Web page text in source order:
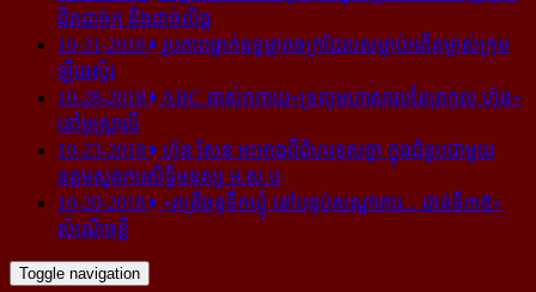
ជិត​ដាច់ក និង​ដាច់​លិង្គ
10-31-2018
រូបភាព​ធ្លាក់​ឧទ្ធម្ភាគចក្រ​ដែល​សម្លាប់​អតីត​ម្ចាស់​ក្រុម​
ឡីឆេស្ទ័រ
10-28-2018
ABC គាស់​កកាយ​«ទ្រព្យមហាសាល​នៃ​ត្រកូល ហ៊ុន»​
នៅ​អូស្ត្រាលី
10-23-2018
ហ៊ុន សែន អះអាង​ពី​ជំហរ​ខុស​គ្នា ក្នុង​ជំនួប​ជាមួយ​
ឧត្តម​ស្នងការ​សិទ្ធិ​មនុស្ស អ.ស.ប
10-20-2018
«រាត្រីចន្ទទឹកឃ្មុំ នៅបន្ទប់សណ្ឋាគារ... ជាន់ទី៣៥»
សំណើចខ្លី
Toggle navigation